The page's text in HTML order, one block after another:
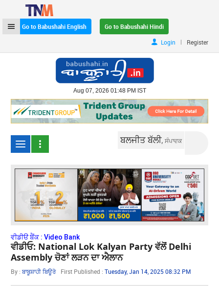
Go to Babushahi English
Go to Babushahi Hindi
Login
| Register
Aug 07, 2026 01:48 PM IST
ਬਲਜੀਤ ਬੱਲੀ,ਸੰਪਾਦਕ
ਵੀਡੀੳ ਬੈਂਕ : Video Bank
ਵੀਡੀਓ: National Lok Kalyan Party ਵੱਲੋਂ Delhi
Assembly ਚੋਣਾਂ ਲੜਨ ਦਾ ਐਲਾਨ
By :ਬਾਬੂਸ਼ਾਹੀ ਬਿਊਰੋ First Published :Tuesday, Jan 14, 2025 08:32 PM